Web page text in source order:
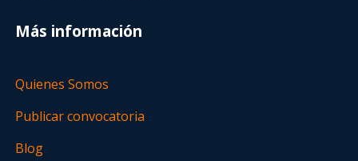
Más información
Quienes Somos
Publicar convocatoria
Blog